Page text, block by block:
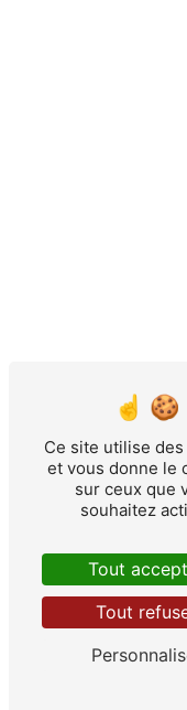
Ce site utilise
et vous donne le
sur ceux que
souhaitez
Tout
Tout